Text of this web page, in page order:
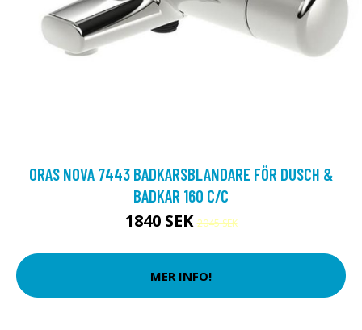
ORAS NOVA 7443 BADKARSBLANDARE FÖR DUSCH &
BADKAR 160 C/C
1840 SEK2045 SEK
MER INFO!